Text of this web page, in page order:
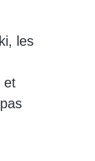
les
et